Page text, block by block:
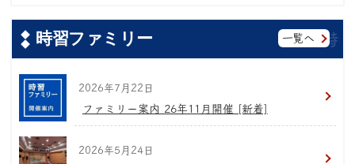
時習ファミリー 一覧へ
2026年7月22日
ファミリー案内 26年11月開催 [新着]
2026年5月24日